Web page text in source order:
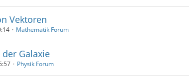
Vektoren
Mathematik Forum
Galaxie
Physik Forum